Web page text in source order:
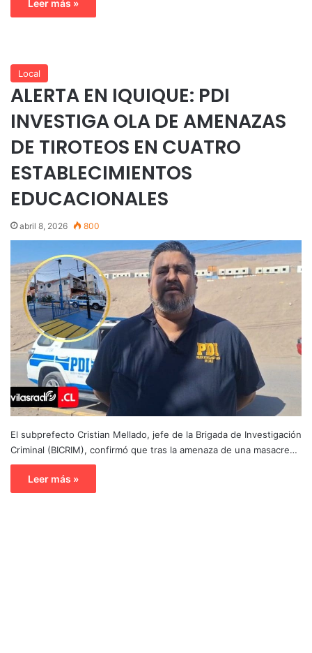
Leer más »
Local
ALERTA EN IQUIQUE: PDI
INVESTIGA OLA DE AMENAZAS
DE TIROTEOS EN CUATRO
ESTABLECIMIENTOS
EDUCACIONALES
abril 8, 2026 800
El subprefecto Cristian Mellado, jefe de la Brigada de Investigación
Criminal (BICRIM), confirmó que tras la amenaza de una masacre…
Leer más »